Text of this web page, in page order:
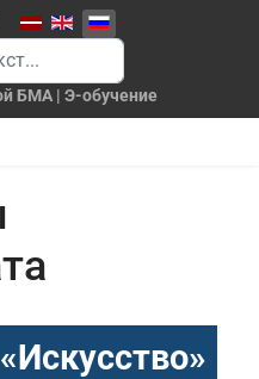
Выберите язык
БМА | Э-обучение